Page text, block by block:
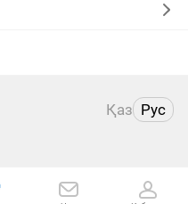
Қаз Рус